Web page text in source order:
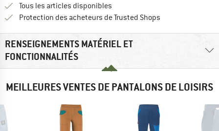
Tous les articles disponibles
Protection des acheteurs de Trusted Shops
RENSEIGNEMENTS MATÉRIEL ET
FONCTIONNALITÉS
MEILLEURES VENTES DE PANTALONS DE LOISIRS